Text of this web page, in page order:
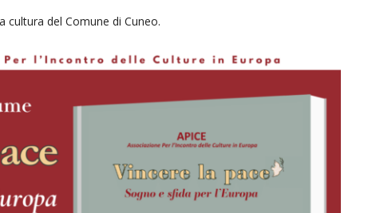
cultura del Comune di Cuneo.